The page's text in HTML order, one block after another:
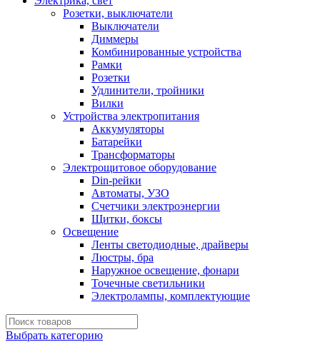
Розетки, выключатели
Выключатели
Диммеры
Комбинированные устройства
Рамки
Розетки
Удлинители, тройники
Вилки
Устройства электропитания
Аккумуляторы
Батарейки
Трансформаторы
Электрощитовое оборудование
Din-рейки
Автоматы, УЗО
Счетчики электроэнергии
Щитки, боксы
Освещение
Ленты светодиодные, драйверы
Люстры, бра
Наружное освещение, фонари
Точечные светильники
Электролампы, комплектующие
Выбрать категорию